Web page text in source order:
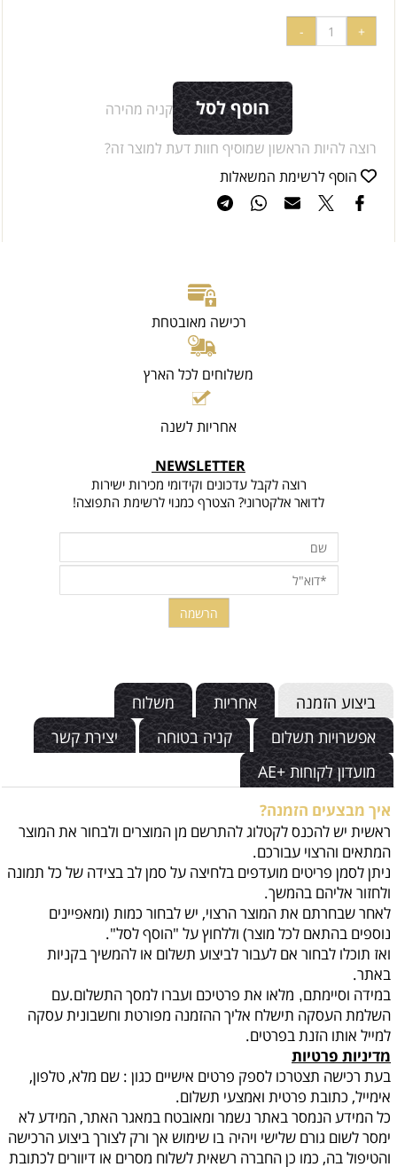
הוסף לסל
קניה מהירה
רוצה להיות הראשון שמוסיף חוות דעת למוצר זה?
הוסף לרשימת המשאלות
רכישה מאובטחת
משלוחים לכל הארץ
אחריות לשנה
NEWSLETTER
רוצה לקבל עדכונים וקידומי מכירות ישירות
לדואר אלקטרוני? הצטרף כמנוי לרשימת התפוצה!
ביצוע הזמנה אחריות
משלוח
אפשרויות תשלום
קניה בטוחה
יצירת קשר
מועדון לקוחות +AE
איך מבצעים הזמנה?
ראשית יש להכנס לקטלוג להתרשם מן המוצרים ולבחור את המוצר
המתאים והרצוי עבורכם.
ניתן לסמן פריטים מועדפים בלחיצה על סמן לב בצידה של כל תמונה
ולחזור אליהם בהמשך.
לאחר שבחרתם את המוצר הרצוי, יש לבחור כמות (ומאפיינים
נוספים בהתאם לכל מוצר) וללחוץ על "הוסף לסל".
ואז תוכלו לבחור אם לעבור לביצוע תשלום או להמשיך בקניות
באתר.
במידה וסיימתם, מלאו את פרטיכם ועברו למסך התשלום.עם
השלמת העסקה תישלח אליך ההזמנה מפורטת וחשבונית עסקה
למייל אותו הזנת בפרטים.
מדיניות פרטיות
בעת רכישה תצטרכו לספק פרטים אישיים כגון : שם מלא, טלפון,
אימייל, כתובת פרטית ואמצעי תשלום.
כל המידע הנמסר באתר נשמר ומאובטח במאגר האתר, המידע לא
ימסר לשום גורם שלישי ויהיה בו שימוש אך ורק לצורך ביצוע הרכישה
והטיפול בה, כמו כן החברה רשאית לשלוח מסרים או דיוורים לכתובת